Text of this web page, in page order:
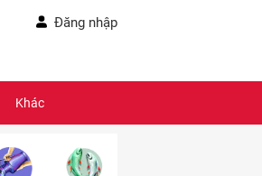
Đăng nhập
Khác